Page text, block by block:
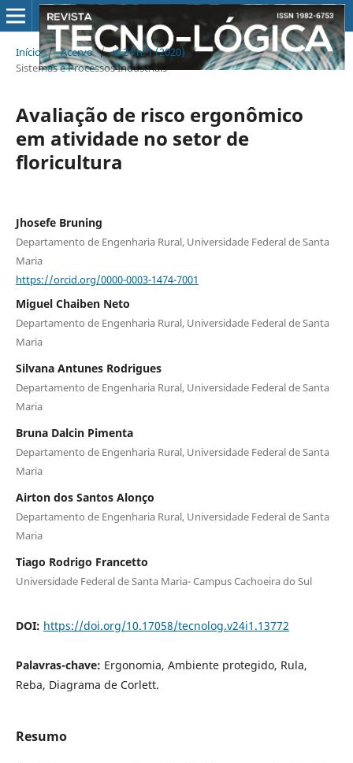
Início / Acervo / v. 24 n. 1 (2020) /
Sistemas e Processos Industriais
Avaliação de risco ergonômico
em atividade no setor de
floricultura
Jhosefe Bruning
Departamento de Engenharia Rural, Universidade Federal de Santa
Maria
https://orcid.org/0000-0003-1474-7001
Miguel Chaiben Neto
Departamento de Engenharia Rural, Universidade Federal de Santa
Maria
Silvana Antunes Rodrigues
Departamento de Engenharia Rural, Universidade Federal de Santa
Maria
Bruna Dalcin Pimenta
Departamento de Engenharia Rural, Universidade Federal de Santa
Maria
Airton dos Santos Alonço
Departamento de Engenharia Rural, Universidade Federal de Santa
Maria
Tiago Rodrigo Francetto
Universidade Federal de Santa Maria- Campus Cachoeira do Sul
DOI: https://doi.org/10.17058/tecnolog.v24i1.13772
Palavras-chave: Ergonomia, Ambiente protegido, Rula,
Reba, Diagrama de Corlett.
Resumo